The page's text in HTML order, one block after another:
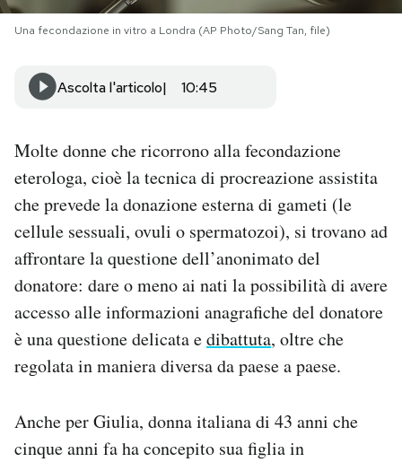
Area Personale
Newsletter
Notifiche mobile
Regala il Post
Hai bisogno di aiuto?
Una fecondazione in vitro a Londra (AP Photo/Sang Tan, file)
Ascolta l'articolo 10:45
Molte donne che ricorrono alla fecondazione
eterologa, cioè la tecnica di procreazione assistita
che prevede la donazione esterna di gameti (le
cellule sessuali, ovuli o spermatozoi), si trovano ad
affrontare la questione dell’anonimato del
donatore: dare o meno ai nati la possibilità di avere
accesso alle informazioni anagrafiche del donatore
è una questione delicata edibattuta, oltre che
regolata in maniera diversa da paese a paese.
Anche per Giulia, donna italiana di 43 anni che
cinque anni fa ha concepito sua figlia in